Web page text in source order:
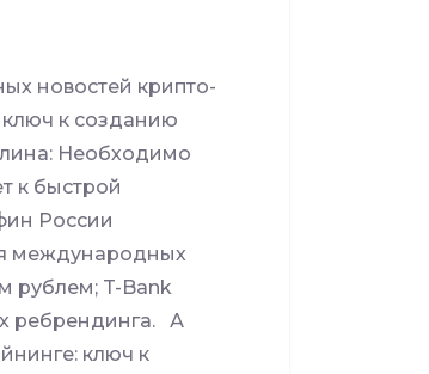
новостей крипто-
к созданию
Необходимо
к быстрой
России
международных
рублем; T-Bank
ребрендинга. А
ключ к